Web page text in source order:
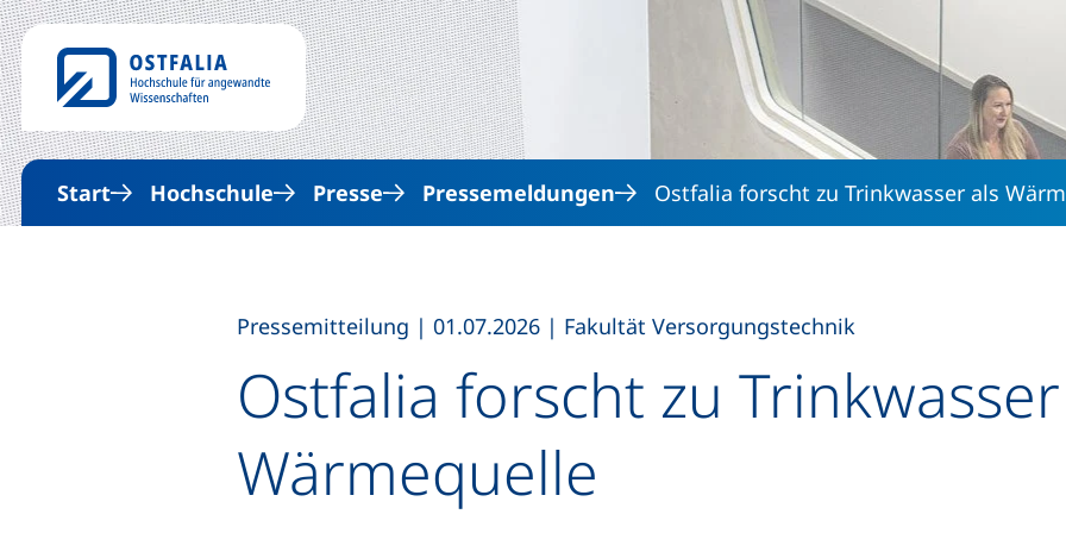
Direkt zum Inhalt
Start Hochschule Presse Pressemeldungen Ostfalia forscht zu Trinkwasser als
Ostfalia forscht zu
Wärmequelle
Pressemitteilung | 01.07.2026 | Fakultät Versorgungstechnik